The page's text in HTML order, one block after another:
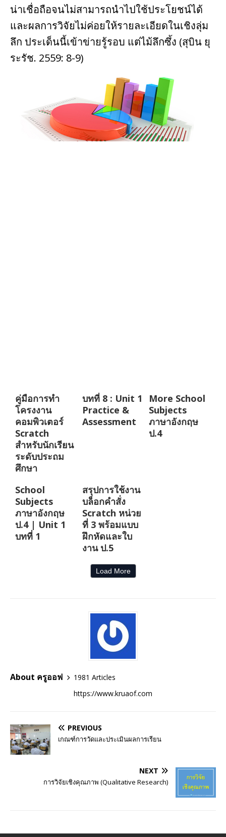
น่าเชื่อถือจนไม่สามารถนําไปใช้ประโยชน์ได้
และผลการวิจัยไม่ค่อยให้รายละเอียดในเชิงลุ่ม
ลึก ประเด็นนี้เข้าข่ายรู้รอบ แต่ไม้ลึกซึ้ง (สุบิน ยุ
ระรัช. 2559: 8-9)
คู่มือการทำ
โครงงาน
คอมพิวเตอร์
Scratch
สำหรับนักเรียน
ระดับประถม
ศึกษา
บทที่ 8 : Unit 1
Practice &
Assessment
More School
Subjects
ภาษาอังกฤษ
ป.4
School
Subjects
ภาษาอังกฤษ
ป.4 | Unit 1
บทที่ 1
สรุปการใช้งาน
บล็อกคำสั่ง
Scratch หน่วย
ที่ 3 พร้อมแบบ
ฝึกหัดและใบ
งาน ป.5
Load More
About ครูออฟ
1981 Articles
https://www.kruaof.com
PREVIOUS
เกณฑ์การวัดและประเมินผลการเรียน
NEXT
การวิจัยเชิงคุณภาพ (Qualitative Research)